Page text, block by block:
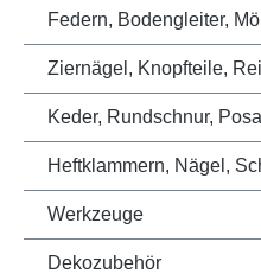
Federn, Bodengleiter,
Ziernägel, Knopfteile,
Keder, Rundschnur,
Heftklammern, Nägel,
Werkzeuge
Dekozubehör